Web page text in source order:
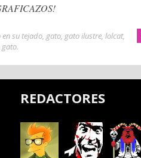
su tejado, gato, gato ilustre, lolcat,
gato.
REDACTORES